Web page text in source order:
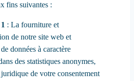
fins suivantes :
: La fourniture et
de notre site web et
données à caractère
des statistiques anonymes,
juridique de votre consentement